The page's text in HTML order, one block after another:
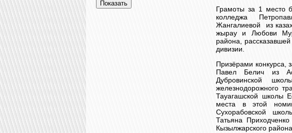
Грамоты за 1 место
колледжа
Жангалиевой из
жырау и Любови
района,
дивизии.
Призёрами конкурса,
Павел Белич из
Дубровинской
железнодорожного
Тауагашской школы
места в этой
Сухорабовской
Татьяна
Кызылжарского